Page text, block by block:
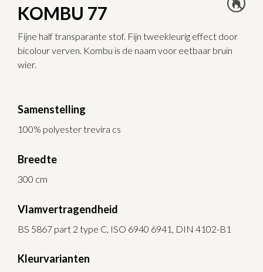
KOMBU 77
Fijne half transparante stof. Fijn tweekleurig effect door
bicolour verven. Kombu is de naam voor eetbaar bruin
wier.
Samenstelling
100% polyester trevira cs
Breedte
300 cm
Vlamvertragendheid
BS 5867 part 2 type C, ISO 6940 6941, DIN 4102-B1
Kleurvarianten